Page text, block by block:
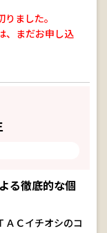
ました。
、まだお申し込
る徹底的な個
ＡＣイチオシのコ